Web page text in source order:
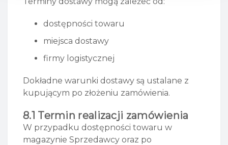
dostępności towaru
miejsca dostawy
firmy logistycznej
Dokładne warunki dostawy są ustalane z
kupującym po złożeniu zamówienia.
8.1 Termin realizacji zamówienia
W przypadku dostępności towaru w
magazynie Sprzedawcy oraz po